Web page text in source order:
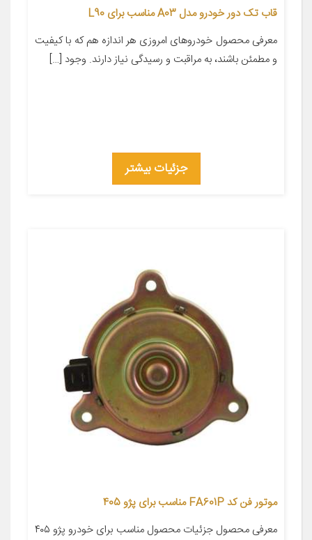
قاب تک دور خودرو مدل A03 مناسب برای L90
معرفی محصول خودروهای امروزی هر اندازه هم که با کیفیت
و مطمئن باشند، به مراقبت و رسیدگی نیاز دارند. وجود […]
جزئیات بیشتر
موتور فن کد FA601P مناسب برای پژو 405
معرفی محصول جزئیات محصول مناسب برای خودرو پژو ۴۰۵